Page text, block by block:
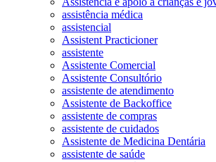
assistência médica
assistencial
Assistent Practicioner
assistente
Assistente Comercial
Assistente Consultório
assistente de atendimento
Assistente de Backoffice
assistente de compras
assistente de cuidados
Assistente de Medicina Dentária
assistente de saúde